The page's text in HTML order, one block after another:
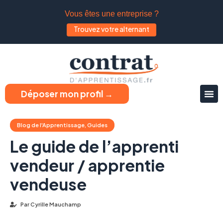
Vous êtes une entreprise ?
Trouvez votre alternant
Déposer mon profil →
Blog de l'Apprentissage, Guides
Le guide de l’apprenti
vendeur / apprentie
vendeuse
ParCyrille Mauchamp